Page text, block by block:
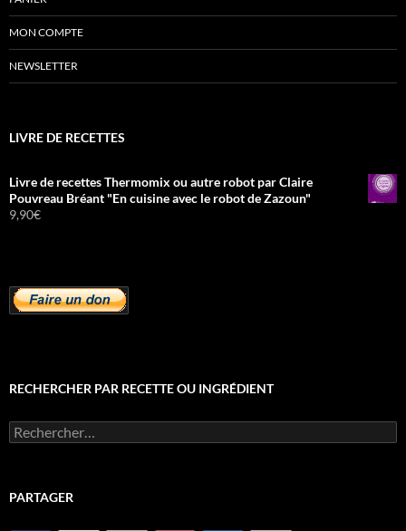
MON COMPTE
NEWSLETTER
LIVRE DE RECETTES
Livre de recettes Thermomix ou autre robot par Claire
Pouvreau Bréant "En cuisine avec le robot de Zazoun"
9,90€
RECHERCHER PAR RECETTE OU INGRÉDIENT
Rechercher :
PARTAGER